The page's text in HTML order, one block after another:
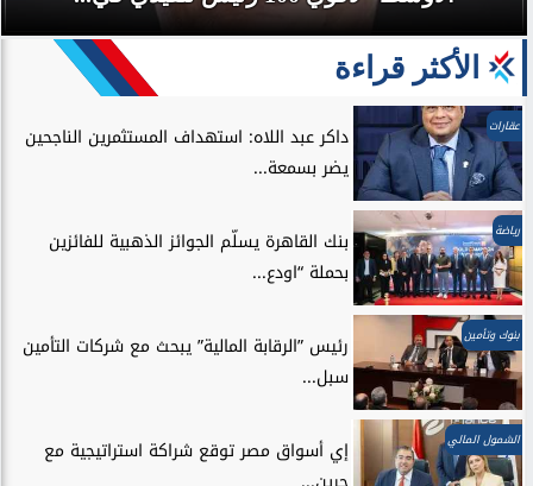
الأكثر قراءة
عقارات
داكر عبد اللاه: استهداف المستثمرين الناجحين
يضر بسمعة...
رياضة
بنك القاهرة يسلّم الجوائز الذهبية للفائزين
بحملة “اودع...
بنوك وتأمين
رئيس ”الرقابة المالية” يبحث مع شركات التأمين
سبل...
الشمول المالي
إي أسواق مصر توقع شراكة استراتيجية مع